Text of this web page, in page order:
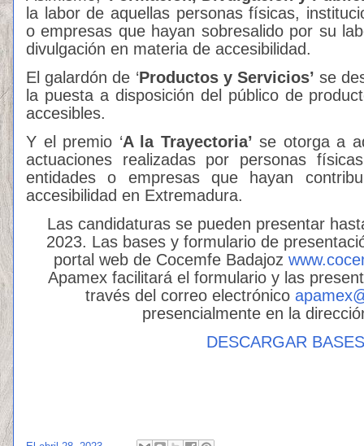
la labor de aquellas personas físicas,
o empresas que hayan sobresalido por su
divulgación en materia de accesibilidad.
El galardón de ‘Productos y Servicios’ se
la puesta a disposición del público de
accesibles.
Y el premio ‘A la Trayectoria’ se otorga a
actuaciones realizadas por personas
entidades o empresas que hayan
accesibilidad en Extremadura.
Las candidaturas se pueden presentar
2023. Las bases y formulario de
portal web de Cocemfe Badajoz
Apamex facilitará el formulario y las
través del correo electrónico
presencialmente en la
DESCARGAR